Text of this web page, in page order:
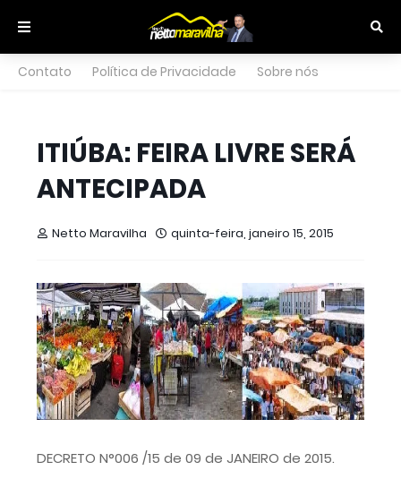
Contato Política de Privacidade Sobre nós
ITIÚBA: FEIRA LIVRE SERÁ
ANTECIPADA
Netto Maravilha quinta-feira, janeiro 15, 2015
DECRETO N°006 /15 de 09 de JANEIRO de 2015.